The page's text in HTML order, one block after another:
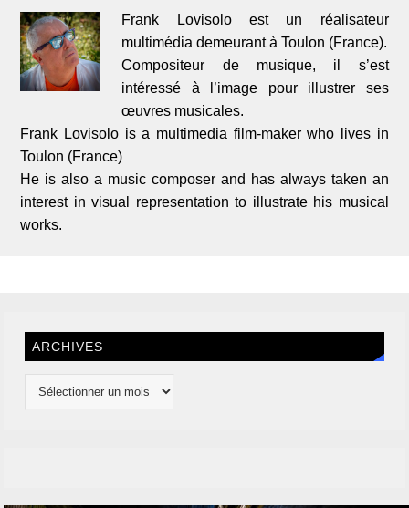
Frank Lovisolo est un réalisateur
multimédia demeurant à Toulon (France).
Compositeur de musique, il s’est
intéressé à l’image pour illustrer ses
œuvres musicales.
Frank Lovisolo is a multimedia film-maker who lives in
Toulon (France)
He is also a music composer and has always taken an
interest in visual representation to illustrate his musical
works.
ARCHIVES